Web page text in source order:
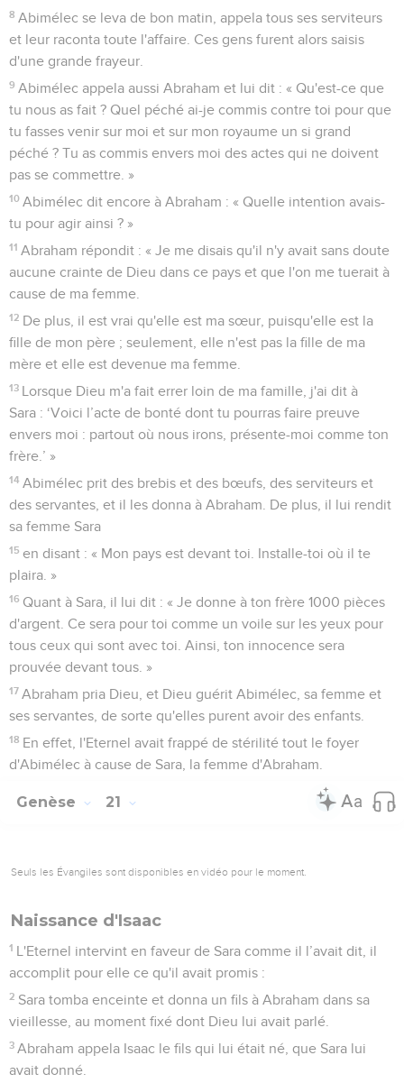
8 Abimélec se leva de bon matin, appela tous ses serviteurs
et leur raconta toute l'affaire. Ces gens furent alors saisis
d'une grande frayeur.
9 Abimélec appela aussi Abraham et lui dit : « Qu'est-ce que
tu nous as fait ? Quel péché ai-je commis contre toi pour que
tu fasses venir sur moi et sur mon royaume un si grand
péché ? Tu as commis envers moi des actes qui ne doivent
pas se commettre. »
10 Abimélec dit encore à Abraham : « Quelle intention avais-
tu pour agir ainsi ? »
11 Abraham répondit : « Je me disais qu'il n'y avait sans doute
aucune crainte de Dieu dans ce pays et que l'on me tuerait à
cause de ma femme.
12 De plus, il est vrai qu'elle est ma sœur, puisqu'elle est la
fille de mon père ; seulement, elle n'est pas la fille de ma
mère et elle est devenue ma femme.
13 Lorsque Dieu m'a fait errer loin de ma famille, j'ai dit à
Sara : ‘Voici l’acte de bonté dont tu pourras faire preuve
envers moi : partout où nous irons, présente-moi comme ton
frère.’ »
14 Abimélec prit des brebis et des bœufs, des serviteurs et
des servantes, et il les donna à Abraham. De plus, il lui rendit
sa femme Sara
15 en disant : « Mon pays est devant toi. Installe-toi où il te
plaira. »
16 Quant à Sara, il lui dit : « Je donne à ton frère 1000 pièces
d'argent. Ce sera pour toi comme un voile sur les yeux pour
tous ceux qui sont avec toi. Ainsi, ton innocence sera
prouvée devant tous. »
17 Abraham pria Dieu, et Dieu guérit Abimélec, sa femme et
ses servantes, de sorte qu'elles purent avoir des enfants.
18 En effet, l'Eternel avait frappé de stérilité tout le foyer
d'Abimélec à cause de Sara, la femme d'Abraham.
Genèse 21
Seuls les Évangiles sont disponibles en vidéo pour le moment.
Naissance d'Isaac
1 L'Eternel intervint en faveur de Sara comme il l’avait dit, il
accomplit pour elle ce qu'il avait promis :
2 Sara tomba enceinte et donna un fils à Abraham dans sa
vieillesse, au moment fixé dont Dieu lui avait parlé.
3 Abraham appela Isaac le fils qui lui était né, que Sara lui
avait donné.